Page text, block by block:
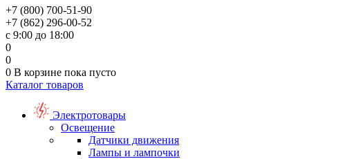
+7 (800) 700-51-90
+7 (862) 296-00-52
с 9:00 до 18:00
0
0
0 В корзине пока пусто
Каталог товаров
Электротовары
Освещение
Датчики движения
Лампы и лампочки